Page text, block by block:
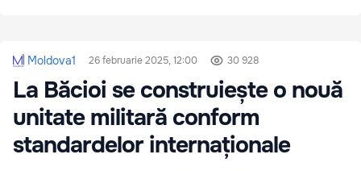
Moldova1 26 februarie 2025, 12:00 30 928
La Băcioi se construiește o nouă
unitate militară conform
standardelor internaționale